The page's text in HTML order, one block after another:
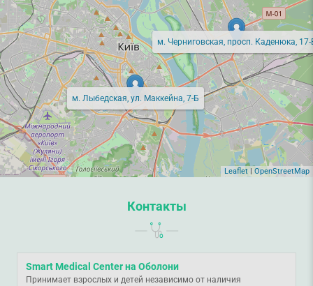
м. Лыбедская, ул. Маккейна, 7-Б
м. Черниговская, просп. Каденюка, 17-
Leaflet| OpenStreetMap
Контакты
Smart Medical Center на Оболони
Принимает взрослых и детей независимо от наличия